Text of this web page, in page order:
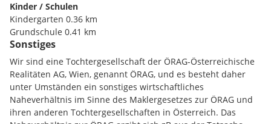
Die Büroflächen verfügen über sehr flexible Grundrisse, die
nach Mieterwunsch auf die individuellen Bedürfnisse
angepasst werden können. Im EG können zusätzlich
großzügige Innenhofbereiche genutzt werden. Derzeit sind
die Büroflächen über die zentrale Lobby erschlossen. Die
Möglichkeit zur Schaffung eines selbständigen Zugangs kann
gemeinsam mit dem Eigentümer der Liegenschaft geprüft
werden.
Kinder / Schulen
Kindergarten 0.36 km
Grundschule 0.41 km
Realschule 0.78 km
Gymnasium 0.63 km
Hauptschule 4.08 km
Nahversorgung
Einkaufsmöglichkeiten 0.79 km
Gaststätten 0.17 km
Sonstiges
Wir sind eine Tochtergesellschaft der ÖRAG-Österreichische
Realitäten AG, Wien, genannt ÖRAG, und es besteht daher
unter Umständen ein sonstiges wirtschaftliches
Naheverhältnis im Sinne des Maklergesetzes zur ÖRAG und
ihren anderen Tochtergesellschaften in Österreich. Das